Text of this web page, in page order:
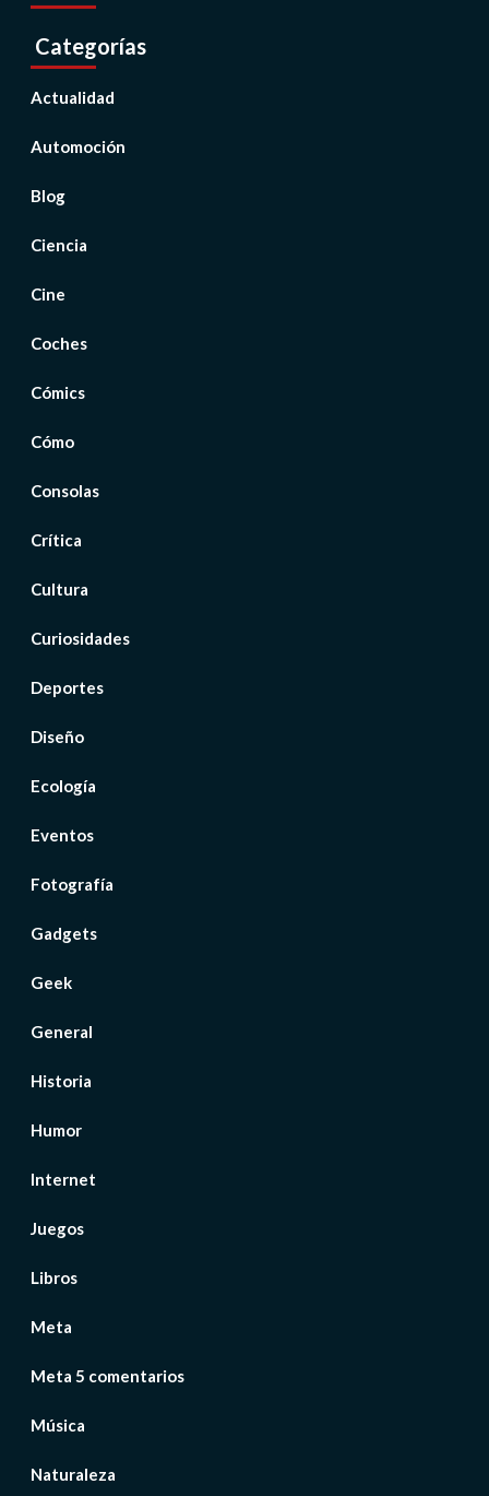
Categorías
Actualidad
Automoción
Blog
Ciencia
Cine
Coches
Cómics
Cómo
Consolas
Crítica
Cultura
Curiosidades
Deportes
Diseño
Ecología
Eventos
Fotografía
Gadgets
Geek
General
Historia
Humor
Internet
Juegos
Libros
Meta
Meta 5 comentarios
Música
Naturaleza